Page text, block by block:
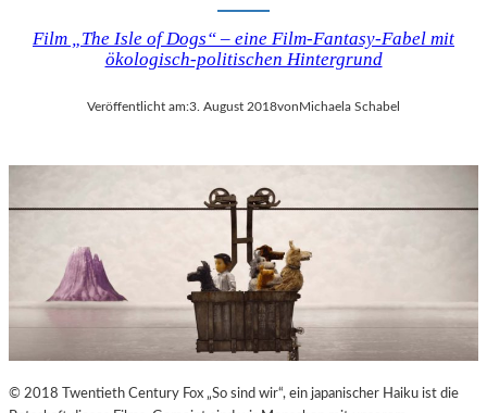
Film „The Isle of Dogs“ – eine Film-Fantasy-Fabel mit
ökologisch-politischen Hintergrund
Veröffentlicht am:3. August 2018vonMichaela Schabel
© 2018 Twentieth Century Fox „So sind wir“, ein japanischer Haiku ist die